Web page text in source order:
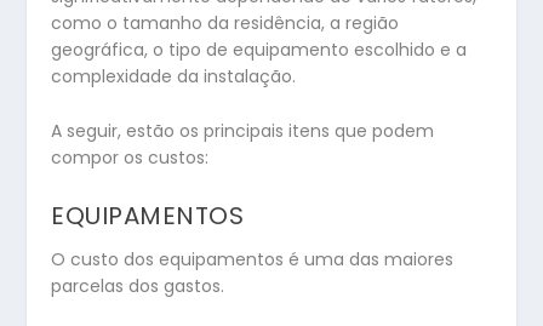
como o tamanho da residência, a região
geográfica, o tipo de equipamento escolhido e a
complexidade da instalação.
A seguir, estão os principais itens que podem
compor os custos:
EQUIPAMENTOS
O custo dos equipamentos é uma das maiores
parcelas dos gastos.